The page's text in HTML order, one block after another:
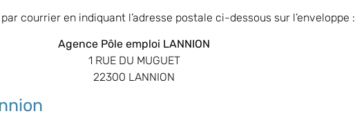
par courrier en indiquant l’adresse postale ci-dessous sur l’enveloppe :
Agence Pôle emploi LANNION
1 RUE DU MUGUET
22300 LANNION